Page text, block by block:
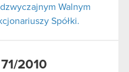
Walnym
Spółki.
2010